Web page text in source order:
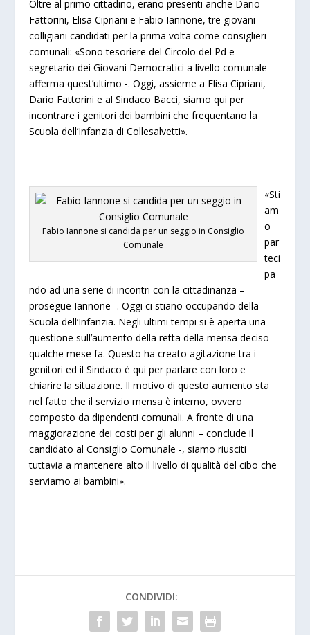
Oltre al primo cittadino, erano presenti anche Dario
Fattorini, Elisa Cipriani e Fabio Iannone, tre giovani
colligiani candidati per la prima volta come consiglieri
comunali: «Sono tesoriere del Circolo del Pd e
segretario dei Giovani Democratici a livello comunale –
afferma quest’ultimo -. Oggi, assieme a Elisa Cipriani,
Dario Fattorini e al Sindaco Bacci, siamo qui per
incontrare i genitori dei bambini che frequentano la
Scuola dell’Infanzia di Collesalvetti».
Fabio Iannone si candida per un seggio in Consiglio
Comunale
«Sti
am
o
par
teci
pa
ndo ad una serie di incontri con la cittadinanza –
prosegue Iannone -. Oggi ci stiano occupando della
Scuola dell’Infanzia. Negli ultimi tempi si è aperta una
questione sull’aumento della retta della mensa deciso
qualche mese fa. Questo ha creato agitazione tra i
genitori ed il Sindaco è qui per parlare con loro e
chiarire la situazione. Il motivo di questo aumento sta
nel fatto che il servizio mensa è interno, ovvero
composto da dipendenti comunali. A fronte di una
maggiorazione dei costi per gli alunni – conclude il
candidato al Consiglio Comunale -, siamo riusciti
tuttavia a mantenere alto il livello di qualità del cibo che
serviamo ai bambini».
CONDIVIDI: